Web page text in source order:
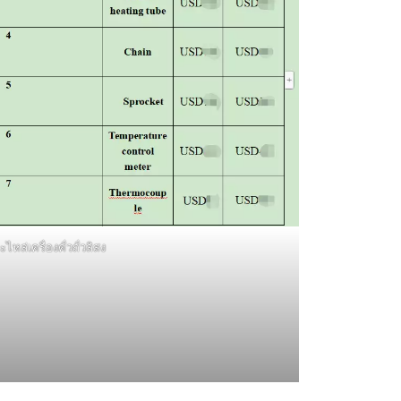
ไหล่เครื่องคั่วถั่วลิสง